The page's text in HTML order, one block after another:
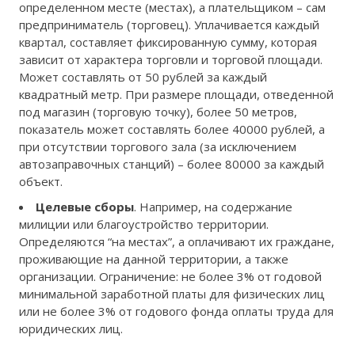
определенном месте (местах), а плательщиком – сам
предприниматель (торговец). Уплачивается каждый
квартал, составляет фиксированную сумму, которая
зависит от характера торговли и торговой площади.
Может составлять от 50 рублей за каждый
квадратный метр. При размере площади, отведенной
под магазин (торговую точку), более 50 метров,
показатель может составлять более 40000 рублей, а
при отсутствии торгового зала (за исключением
автозаправочных станций) – более 80000 за каждый
объект.
Целевые сборы. Например, на содержание
милиции или благоустройство территории.
Определяются “на местах”, а оплачивают их граждане,
проживающие на данной территории, а также
организации. Ограничение: не более 3% от годовой
минимальной заработной платы для физических лиц
или не более 3% от годового фонда оплаты труда для
юридических лиц.